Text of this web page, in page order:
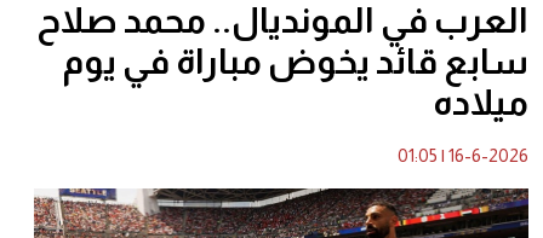
العرب في المونديال.. محمد صلاح
سابع قائد يخوض مباراة في يوم
ميلاده
16-6-2026
|
01:05